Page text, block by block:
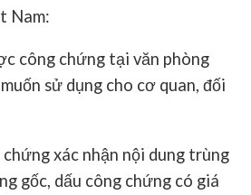
Nam:
công chứng tại văn phòng
sử dụng cho cơ quan, đối
xác nhận nội dung trùng
gốc, dấu công chứng có giá